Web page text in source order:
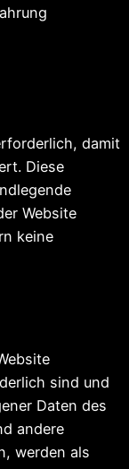
damit
Diese
Website
keine
sind und
Daten des
andere
werden als